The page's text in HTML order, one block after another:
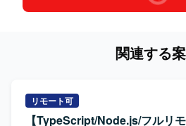
関連する
リモート可
【TypeScript/Node.js/フルリ